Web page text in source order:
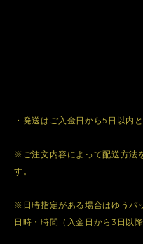
・発送はご入金日から5日以内
※ご注文内容によって配送方法
す。
※日時指定がある場合はゆうパ
日時・時間（入金日から3日以